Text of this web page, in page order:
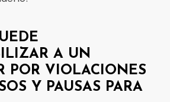
A UN
POR VIOLACIONES
Y PAUSAS PARA